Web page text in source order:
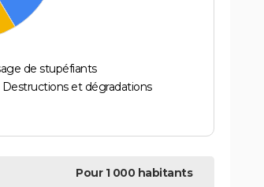
de stupéfiants
Destructions et dégradations
Pour 1 000 habitants